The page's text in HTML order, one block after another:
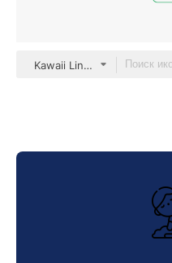
Kawaii Lineal